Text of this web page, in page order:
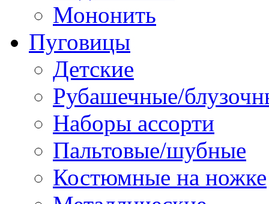
Мононить
Пуговицы
Детские
Рубашечные/
Наборы ассорти
Пальтовые/шубные
Костюмные на ножке